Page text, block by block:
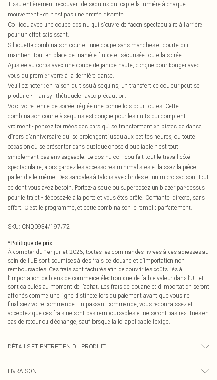
Tissu entièrement recouvert de sequins qui capte la lumière à chaque
mouvement - ce n'est pas une entrée discrète.
Col licou avec une coupe dos nu qui s'ouvre de façon spectaculaire à l'arrière
pour un effet saisissant.
Silhouette combinaison courte - une coupe sans manches et courte qui
maintient tout en place de manière fluide et sécurisée toute la soirée.
Ajustée au corps avec une coupe de jambe haute, conçue pour bouger avec
vous du premier verre à la dernière danse.
Veuillez noter : en raison du tissu à sequins, un transfert de couleur peut se
produire - manisynthétiqueler avec précaution.
Voici votre tenue de soirée, réglée une bonne fois pour toutes. Cette
combinaison courte à sequins est conçue pour les nuits qui comptent
vraiment - pensez tournées des bars qui se transforment en pistes de danse,
dîners d'anniversaire qui se prolongent jusqu'aux petites heures, ou toute
occasion où se présenter dans quelque chose d'oubliable n'est tout
simplement pas envisageable. Le dos nu col licou fait tout le travail côté
spectaculaire, alors gardez les accessoires minimalistes et laissez la pièce
parler d'elle-même. Des sandales à talons avec brides et un micro sac sont tout
ce dont vous avez besoin. Portez-la seule ou superposez un blazer par-dessus
pour le trajet - déposez-le à la porte et vous êtes prête. Confiante, directe, sans
effort. C'est le programme, et cette combinaison le remplit parfaitement.
SKU: CNQ0934/197/72
*Politique de prix
À compter du 1er juillet 2026, toutes les commandes livrées à des adresses au
sein de l’UE sont soumises à des frais de douane et d’importation non
remboursables. Ces frais sont facturés afin de couvrir les coûts liés à
l’importation de biens de commerce électronique de faible valeur dans l’UE et
sont calculés au moment de l’achat. Les frais de douane et d’importation seront
affichés comme une ligne distincte lors du paiement avant que vous ne
finalisiez votre commande. En passant commande, vous reconnaissez et
acceptez que ces frais ne sont pas remboursables et ne seront pas restitués en
cas de retour ou d’échange, sauf lorsque la loi applicable l’exige.
DÉTAILS ET ENTRETIEN DU PRODUIT
déteindre.
LIVRAISON